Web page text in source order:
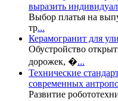
выразить
Выбор платья на
тр...
Керамогранит для
Обустройство
дорожек, �...
Технические
современных
Развитие